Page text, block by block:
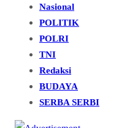
Nasional
POLITIK
POLRI
TNI
Redaksi
BUDAYA
SERBA SERBI